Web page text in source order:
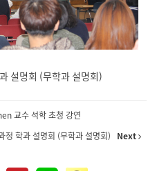
설명회 (무학과 설명회)
교수 석학 초청 강연
학과 설명회 (무학과 설명회)
Next